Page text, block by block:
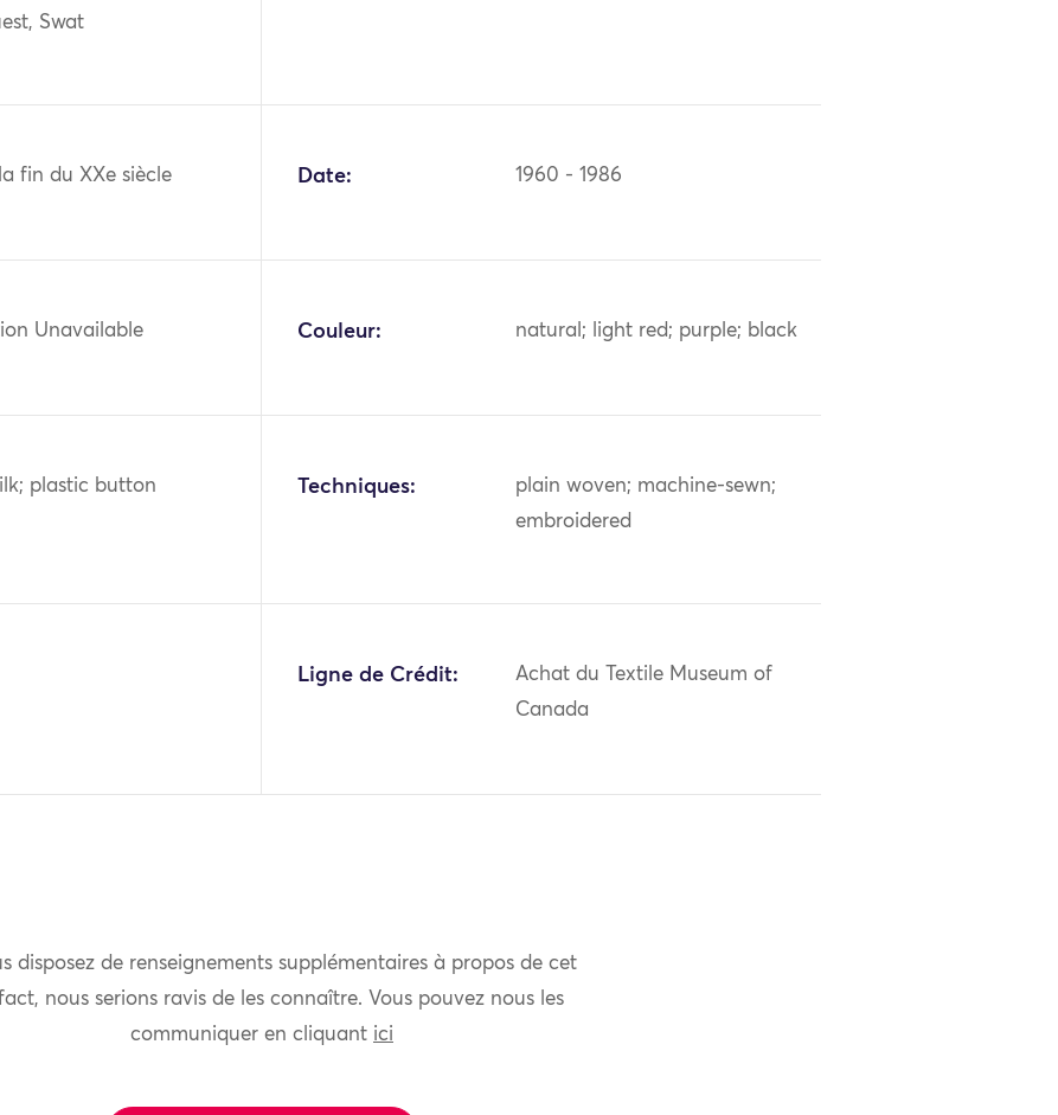
Swat
fin du XXe siècle Date: 1960 - 1986
Unavailable Couleur: natural; light red; purple; black
plastic button Techniques:
plain woven; machine-sewn;
embroidered
Ligne de Crédit:
Achat du Textile Museum of
Canada
disposez de renseignements supplémentaires à propos de cet
nous serions ravis de les connaître. Vous pouvez nous les
communiquer en cliquant ici